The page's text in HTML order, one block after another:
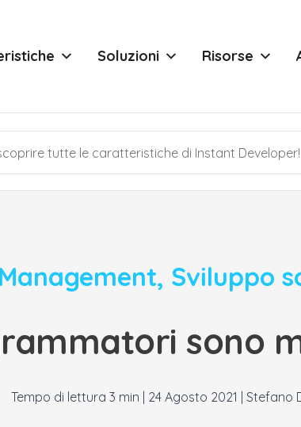
Soluzioni Risorse
, Sviluppo
sono
24 Agosto 2021 Stefano